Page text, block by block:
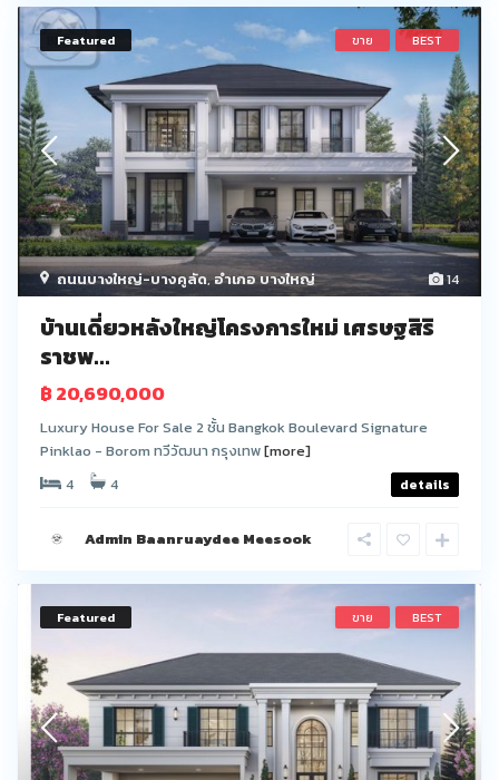
14
ถนนบางใหญ่-บางคูลัด,อำเภอ บางใหญ่
Featured ขาย BEST
บ้านเดี่ยวหลังใหญ่โครงการใหม่ เศรษฐสิริ
ราชพ...
฿ 20,690,000
Luxury House For Sale 2 ชั้น Bangkok Boulevard Signature
Pinklao - Borom ทวีวัฒนา กรุงเทพ[more]
4
4 details
Admin Baanruaydee Meesook
Featured ขาย BEST